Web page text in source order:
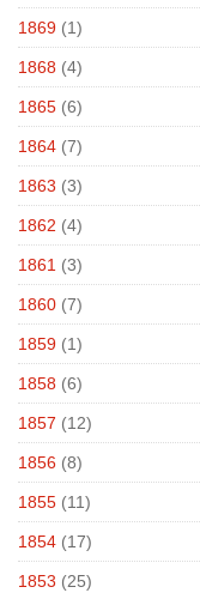
1869 (1)
1868 (4)
1865 (6)
1864 (7)
1863 (3)
1862 (4)
1861 (3)
1860 (7)
1859 (1)
1858 (6)
1857 (12)
1856 (8)
1855 (11)
1854 (17)
1853 (25)